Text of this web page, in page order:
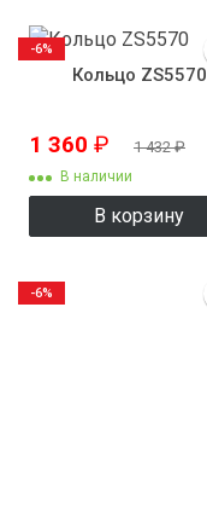
Кольцо ZS5570
1 360 ₽ 1 432₽
В наличии
В корзину
-6%
-6%